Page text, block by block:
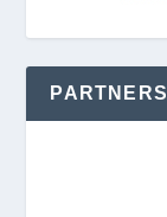
PARTNERS